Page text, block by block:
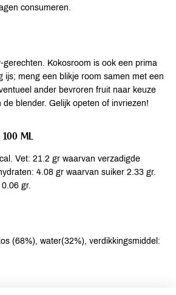
consumeren.
gerechten. Kokosroom is ook een prima
ijs; meng een blikje room samen met een
ander bevroren fruit naar keuze
blender. Gelijk opeten of invriezen!
100 ML
Vet: 21.2 gr waarvan verzadigde
4.08 gr waarvan suiker 2.33 gr.
gr.
(68%), water(32%), verdikkingsmiddel: